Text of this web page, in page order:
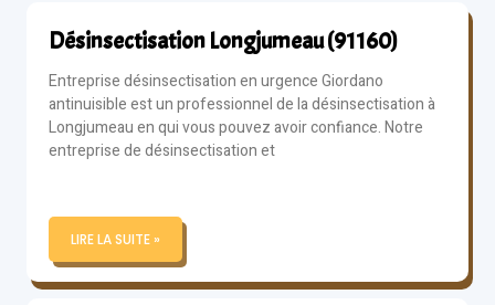
Désinsectisation Longjumeau (91160)
Entreprise désinsectisation en urgence Giordano
antinuisible est un professionnel de la désinsectisation à
Longjumeau en qui vous pouvez avoir confiance. Notre
entreprise de désinsectisation et
LIRE LA SUITE »